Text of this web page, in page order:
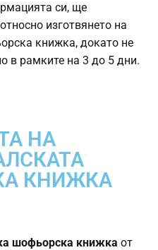
си, ще
изготвянето на
книжка, докато не
в рамките на 3 до 5 дни.
НА
КНИЖКА
шофьорска книжка от